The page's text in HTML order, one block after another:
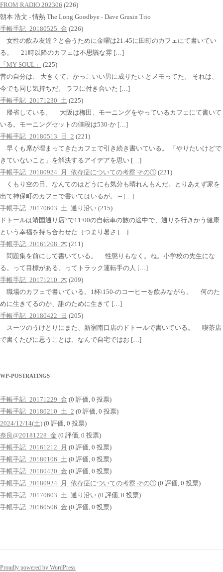
FROM RADIO 202306 (226)
朝本 浩文 - 情熱 The Long Goodbye - Dave Grusin Trio
手帳手記_20180525_金 (226)
女性の飲み友達？と会うために金曜は21:45に田町のカフェにて書いてい
る。 21時以降のカフェは不思議な雰 […]
「MY SOUL」
(225)
昔の自分は、 大きくて、かっこいい男に成りたい とメモってた。 それは、
今でも同じ気持ちだ。 ラフに付き合いた […]
手帳手記_20171230_土 (225)
帰省している。 大阪は梅田、モーニングをやっているカフェにて書いて
いる。モーニングセットの値段は530-か […]
手帳手記_20180513_日_2 (221)
早くも席が埋まってきたカフェで引き続き書いている。 「やりたいけどで
きていないこと」を解決するアイデアを思い […]
手帳手記_20180924_月_依存症についての考察 その① (221)
くもり空の日、なんてのはどうにも気分も晴れんもんだ。とりあえず家を
出て神保町のカフェで書いてはいるが。 -- […]
手帳手記_20170603_土_通り沿い (215)
ドトールは靖国通り店?で11:00の自転車の旅の途中で、通りを行きかう健康
という幸福を持ち合わせた（つまり暑さ […]
手帳手記_20161208_木 (211)
問題集を前にして書いている。 性懲りもなく。ね。小学校の先生にな
る。って目標がある。ってトラック運転手の人 […]
手帳手記_20171210_木 (209)
職場のカフェで書いている。1杯\150-のコーヒーを飲みながら。 何のた
めに生きてるのか、誰のために生きて […]
手帳手記_20180422_日 (205)
スーツのうけとりにまた、新宿南口店のドトールで書いている。 喫茶店
で書くたびに思うことは、なんで自宅ではお […]
WP-POSTRATINGS
手帳手記_20171229_金 (0 評価, 0 投票)
手帳手記_20180210_土_2 (0 評価, 0 投票)
2024/12/14(土) (0 評価, 0 投票)
奈良@20181228_金 (0 評価, 0 投票)
手帳手記_20161212_月 (0 評価, 0 投票)
手帳手記_20180106_土 (0 評価, 0 投票)
手帳手記_20180420_金 (0 評価, 0 投票)
手帳手記_20180924_月_依存症についての考察 その① (0 評価, 0 投票)
手帳手記_20170603_土_通り沿い (0 評価, 0 投票)
手帳手記_20160506_金 (0 評価, 0 投票)
Proudly powered by WordPress